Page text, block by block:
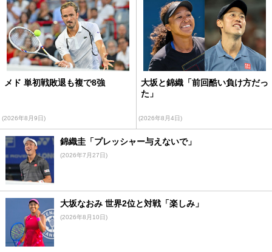
メド 単初戦敗退も複で8強
(2026年8月9日)
大坂と錦織「前回酷い負け方だっ
た」
(2026年8月4日)
錦織圭「プレッシャー与えないで」
(2026年7月27日)
大坂なおみ 世界2位と対戦「楽しみ」
(2026年8月10日)